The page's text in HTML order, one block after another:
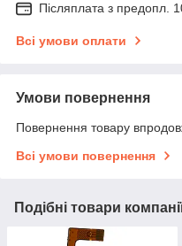
Післяплата з предопл.
Всі умови оплати
Умови повернення
Повернення товару
Всі умови повернення
Подібні товари